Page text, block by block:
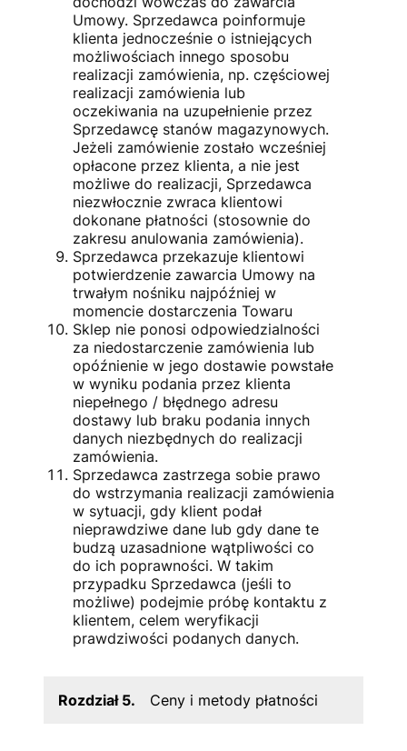
Umowy. Sprzedawca poinformuje
klienta jednocześnie o istniejących
możliwościach innego sposobu
realizacji zamówienia, np. częściowej
realizacji zamówienia lub
oczekiwania na uzupełnienie przez
Sprzedawcę stanów magazynowych.
Jeżeli zamówienie zostało wcześniej
opłacone przez klienta, a nie jest
możliwe do realizacji, Sprzedawca
niezwłocznie zwraca klientowi
dokonane płatności (stosownie do
zakresu anulowania zamówienia).
Sprzedawca przekazuje klientowi
potwierdzenie zawarcia Umowy na
trwałym nośniku najpóźniej w
momencie dostarczenia Towaru
Sklep nie ponosi odpowiedzialności
za niedostarczenie zamówienia lub
opóźnienie w jego dostawie powstałe
w wyniku podania przez klienta
niepełnego / błędnego adresu
dostawy lub braku podania innych
danych niezbędnych do realizacji
zamówienia.
Sprzedawca zastrzega sobie prawo
do wstrzymania realizacji zamówienia
w sytuacji, gdy klient podał
nieprawdziwe dane lub gdy dane te
budzą uzasadnione wątpliwości co
do ich poprawności. W takim
przypadku Sprzedawca (jeśli to
możliwe) podejmie próbę kontaktu z
klientem, celem weryfikacji
prawdziwości podanych danych.
Rozdział 5. Ceny i metody płatności